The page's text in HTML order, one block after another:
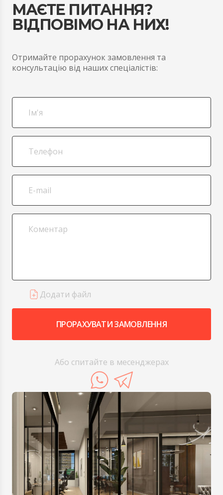
МАЄТЕ ПИТАННЯ?
ВІДПОВІМО НА НИХ!
Отримайте прорахунок замовлення та
консультацію від наших спеціалістів:
Додати файл
ПРОРАХУВАТИ ЗАМОВЛЕННЯ
Або спитайте в месенджерах